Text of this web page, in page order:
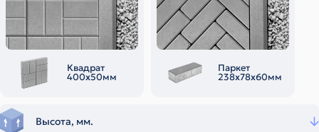
Квадрат
400х50мм
Паркет
238х78х60мм
Высота, мм.